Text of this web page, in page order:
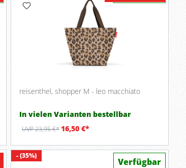
reisenthel, shopper M - leo macchiato
In vielen Varianten bestellbar
UVP 23,95 €*16,50 €*
- (35%)
Verfügbar